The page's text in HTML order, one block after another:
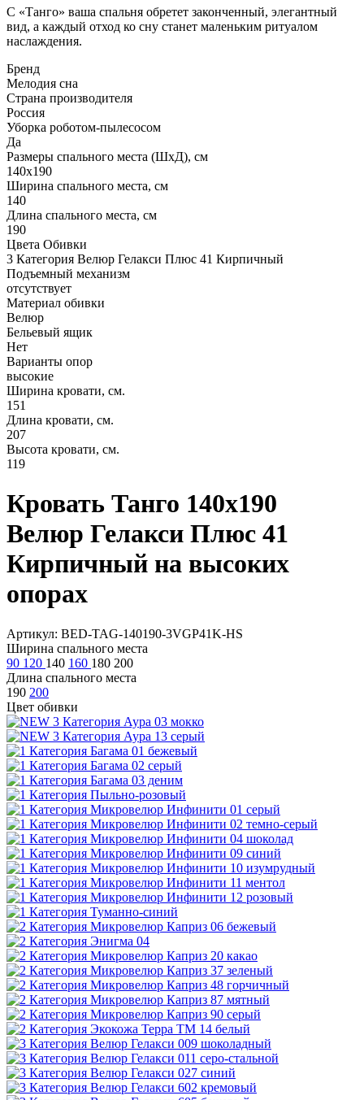
С «Танго» ваша спальня обретет законченный, элегантный
вид, а каждый отход ко сну станет маленьким ритуалом
наслаждения.
Бренд
Мелодия сна
Страна производителя
Россия
Уборка роботом-пылесосом
Да
Размеры спального места (ШхД), см
140х190
Ширина спального места, см
140
Длина спального места, см
190
Цвета Обивки
3 Категория Велюр Гелакси Плюс 41 Кирпичный
Подъемный механизм
отсутствует
Материал обивки
Велюр
Бельевый ящик
Нет
Варианты опор
высокие
Ширина кровати, см.
151
Длина кровати, см.
207
Высота кровати, см.
119
Кровать Танго 140х190
Велюр Гелакси Плюс 41
Кирпичный на высоких
опорах
Артикул: BED-TAG-140190-3VGP41K-HS
Ширина спального места
90 120 140 160 180 200
Длина спального места
190 200
Цвет обивки